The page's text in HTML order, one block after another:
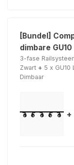
[Bundel]
dimbare
3-fase
Zwart + 5 x GU10
Dimbaar
+